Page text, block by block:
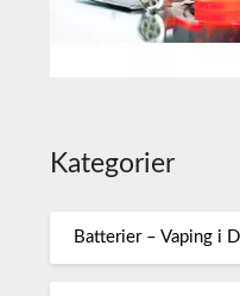
Kategorier
Batterier – Vaping i